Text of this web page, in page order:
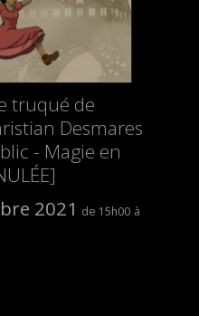
truqué de
Desmares
- Magie en
2021
15h00